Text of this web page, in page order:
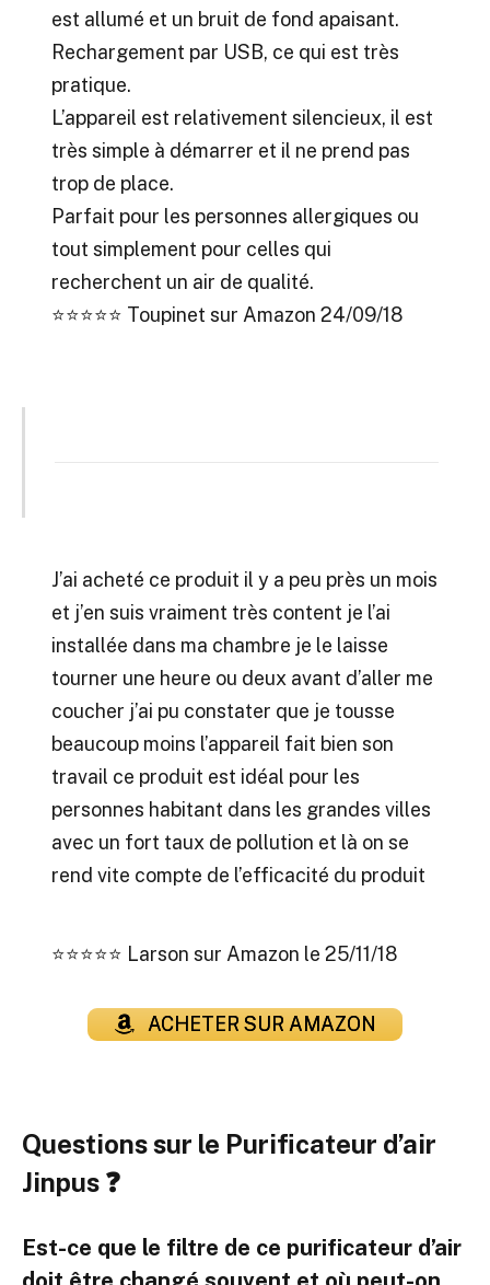
est allumé et un bruit de fond apaisant.
Rechargement par USB, ce qui est très
pratique.
L’appareil est relativement silencieux, il est
très simple à démarrer et il ne prend pas
trop de place.
Parfait pour les personnes allergiques ou
tout simplement pour celles qui
recherchent un air de qualité.
⭐⭐⭐⭐⭐ Toupinet sur Amazon 24/09/18
J’ai acheté ce produit il y a peu près un mois
et j’en suis vraiment très content je l’ai
installée dans ma chambre je le laisse
tourner une heure ou deux avant d’aller me
coucher j’ai pu constater que je tousse
beaucoup moins l’appareil fait bien son
travail ce produit est idéal pour les
personnes habitant dans les grandes villes
avec un fort taux de pollution et là on se
rend vite compte de l’efficacité du produit
⭐⭐⭐⭐⭐ Larson sur Amazon le 25/11/18
ACHETER SUR AMAZON
Questions sur le Purificateur d’air
Jinpus ❓
Est-ce que le filtre de ce purificateur d’air